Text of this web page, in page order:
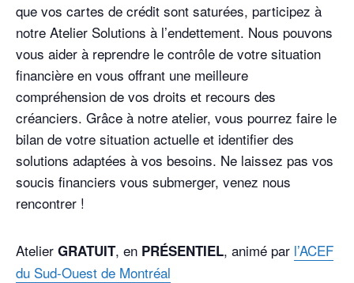
que vos cartes de crédit sont saturées, participez à
notre Atelier Solutions à l’endettement. Nous pouvons
vous aider à reprendre le contrôle de votre situation
financière en vous offrant une meilleure
compréhension de vos droits et recours des
créanciers. Grâce à notre atelier, vous pourrez faire le
bilan de votre situation actuelle et identifier des
solutions adaptées à vos besoins. Ne laissez pas vos
soucis financiers vous submerger, venez nous
rencontrer !
Atelier GRATUIT, en PRÉSENTIEL, animé par l’ACEF
du Sud-Ouest de Montréal